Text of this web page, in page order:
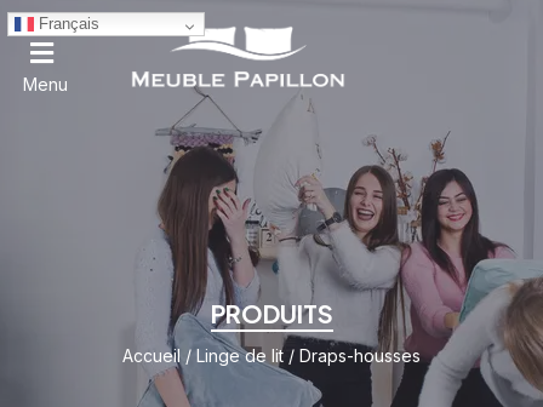
Français
Menu
PRODUITS
Accueil / Linge de lit / Draps-housses